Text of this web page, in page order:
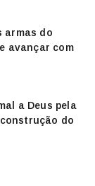
armas do
avançar com
a Deus pela
do